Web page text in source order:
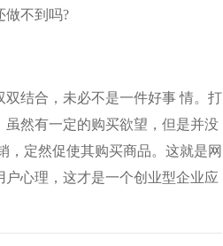
做不到吗?
结合，未必不是一件好事 情。打
然有一定的购买欲望，但是并没
，定然促使其购买商品。这就是网
心理，这才是一个创业型企业应